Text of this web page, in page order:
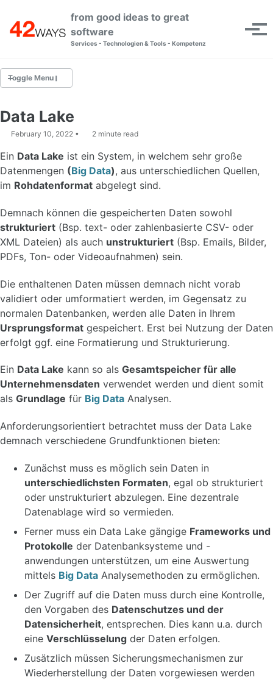
from good ideas to great
software
Services - Technologien & Tools - Kompetenz
Toggle
Toggle Menu
TIPPS & TRICKS
KONZEPTE
GLOSSAR
ARTIKEL-ARCHIV
Data Lake
February 10, 2022 2 minute read
Ein Data Lake ist ein System, in welchem sehr große
Datenmengen (Big Data), aus unterschiedlichen Quellen,
im Rohdatenformat abgelegt sind.
Demnach können die gespeicherten Daten sowohl
strukturiert (Bsp. text- oder zahlenbasierte CSV- oder
XML Dateien) als auch unstrukturiert (Bsp. Emails, Bilder,
PDFs, Ton- oder Videoaufnahmen) sein.
Die enthaltenen Daten müssen demnach nicht vorab
validiert oder umformatiert werden, im Gegensatz zu
normalen Datenbanken, werden alle Daten in Ihrem
Ursprungsformat gespeichert. Erst bei Nutzung der Daten
erfolgt ggf. eine Formatierung und Strukturierung.
Ein Data Lake kann so als Gesamtspeicher für alle
Unternehmensdaten verwendet werden und dient somit
als Grundlage für Big Data Analysen.
Anforderungsorientiert betrachtet muss der Data Lake
demnach verschiedene Grundfunktionen bieten:
Zunächst muss es möglich sein Daten in
unterschiedlichsten Formaten, egal ob strukturiert
oder unstrukturiert abzulegen. Eine dezentrale
Datenablage wird so vermieden.
Ferner muss ein Data Lake gängige Frameworks und
Protokolle der Datenbanksysteme und -
anwendungen unterstützen, um eine Auswertung
mittels Big Data Analysemethoden zu ermöglichen.
Der Zugriff auf die Daten muss durch eine Kontrolle,
den Vorgaben des Datenschutzes und der
Datensicherheit, entsprechen. Dies kann u.a. durch
eine Verschlüsselung der Daten erfolgen.
Zusätzlich müssen Sicherungsmechanismen zur
Wiederherstellung der Daten vorgewiesen werden